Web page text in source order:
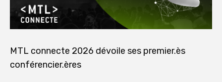
MTL connecte 2026 dévoile ses premier.ès
conférencier.ères